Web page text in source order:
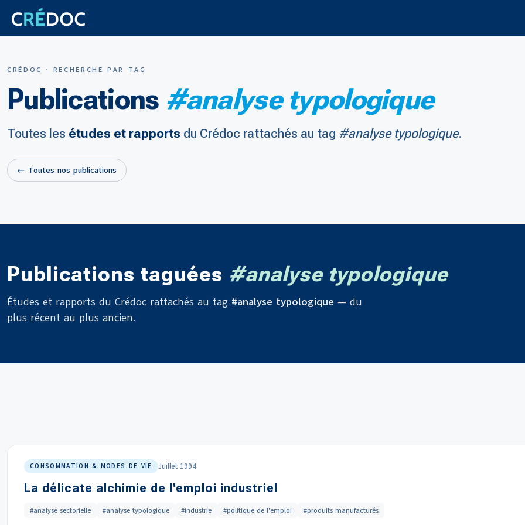
CRÉDOC · RECHERCHE PAR TAG
Publications #analyse typologique
Toutes les études et rapports du Crédoc rattachés au tag #analyse typologique.
← Toutes nos publications
Publications taguées #analyse typologique
Études et rapports du Crédoc rattachés au tag #analyse typologique — du
plus récent au plus ancien.
CONSOMMATION & MODES DE VIE Juillet 1994
La délicate alchimie de l'emploi industriel
#analyse sectorielle #analyse typologique #industrie #politique de l'emploi #produits manufacturés